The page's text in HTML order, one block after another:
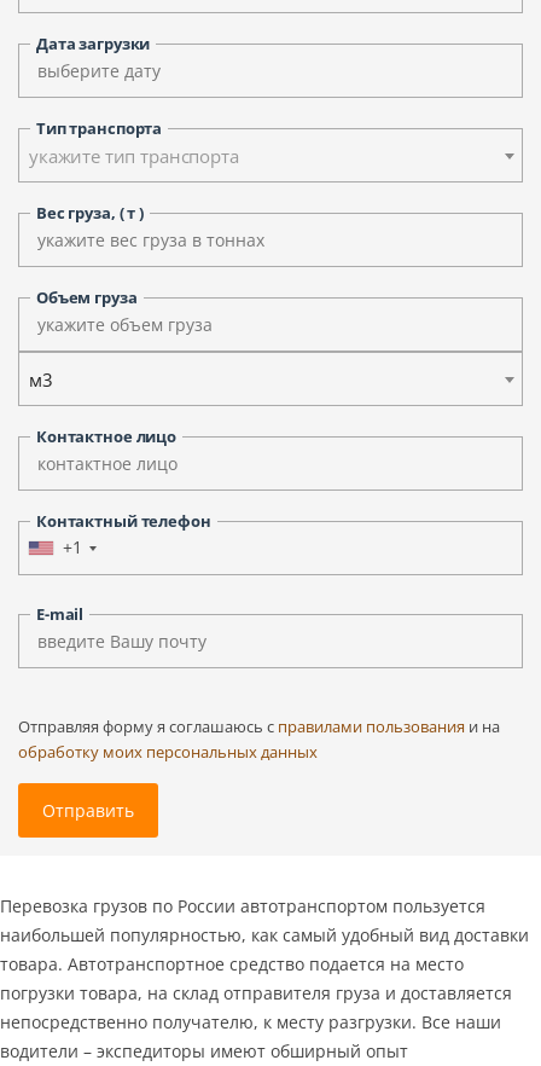
Дата загрузки
Тип транспорта
укажите тип транспорта
Вес груза, ( т )
Объем груза
м3
Контактное лицо
Контактный телефон
+1
E-mail
Отправляя форму я соглашаюсь c правилами пользования и на
обработку моих персональных данных
Отправить
Перевозка грузов по России автотранспортом пользуется
наибольшей популярностью, как самый удобный вид доставки
товара. Автотранспортное средство подается на место
погрузки товара, на склад отправителя груза и доставляется
непосредственно получателю, к месту разгрузки. Все наши
водители – экспедиторы имеют обширный опыт